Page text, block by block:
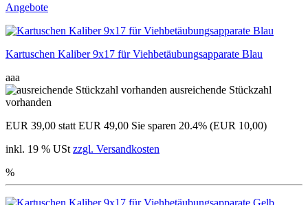
Angebote
Kartuschen Kaliber 9x17 für Viehbetäubungsapparate Blau
aaa
ausreichende Stückzahl
vorhanden
EUR 39,00 statt EUR 49,00 Sie sparen 20.4% (EUR 10,00)
inkl. 19 % USt zzgl. Versandkosten
%